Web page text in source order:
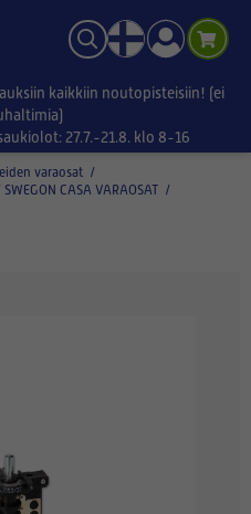
kaikkiin noutopisteisiin! (ei
27.7.-21.8. klo 8-16
varaosat /
SWEGON CASA VARAOSAT /